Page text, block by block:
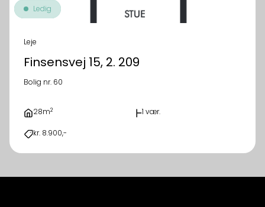
Ledig
Leje
Finsensvej 15, 2. 209
Bolig nr. 60
28m2 1 vær.
kr. 8.900,-